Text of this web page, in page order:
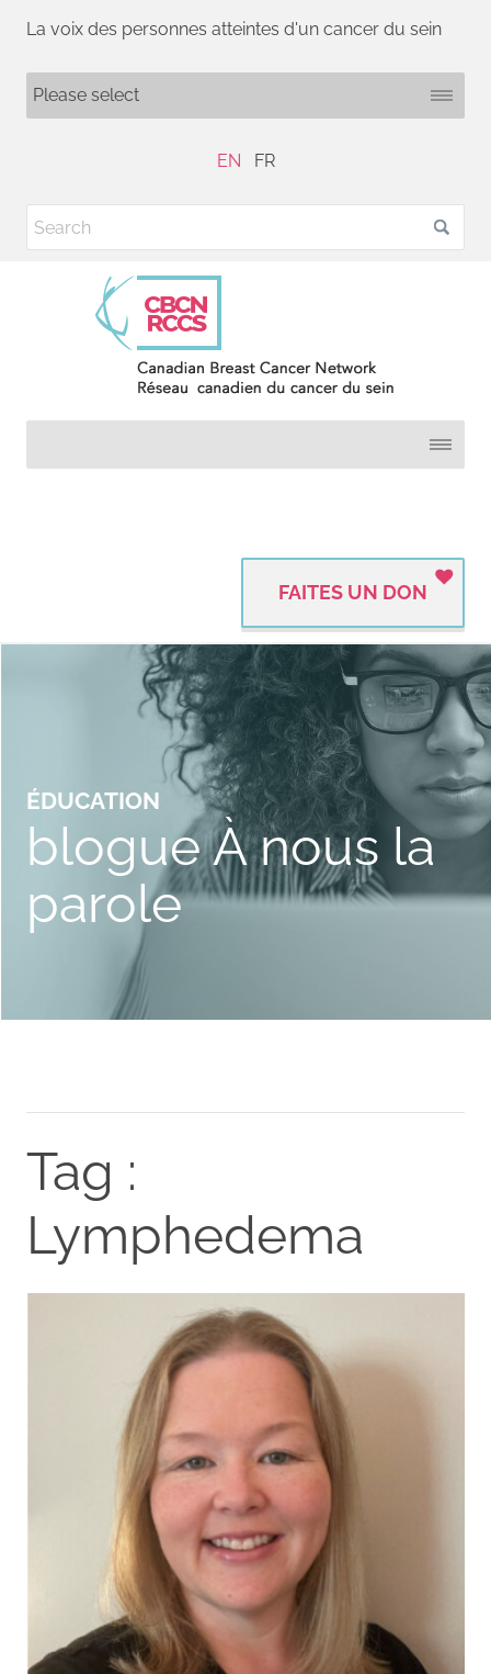
La voix des personnes atteintes d'un cancer du sein
EN FR
FAITES UN DON
ÉDUCATION
blogue À nous la
parole
Tag :
Lymphedema